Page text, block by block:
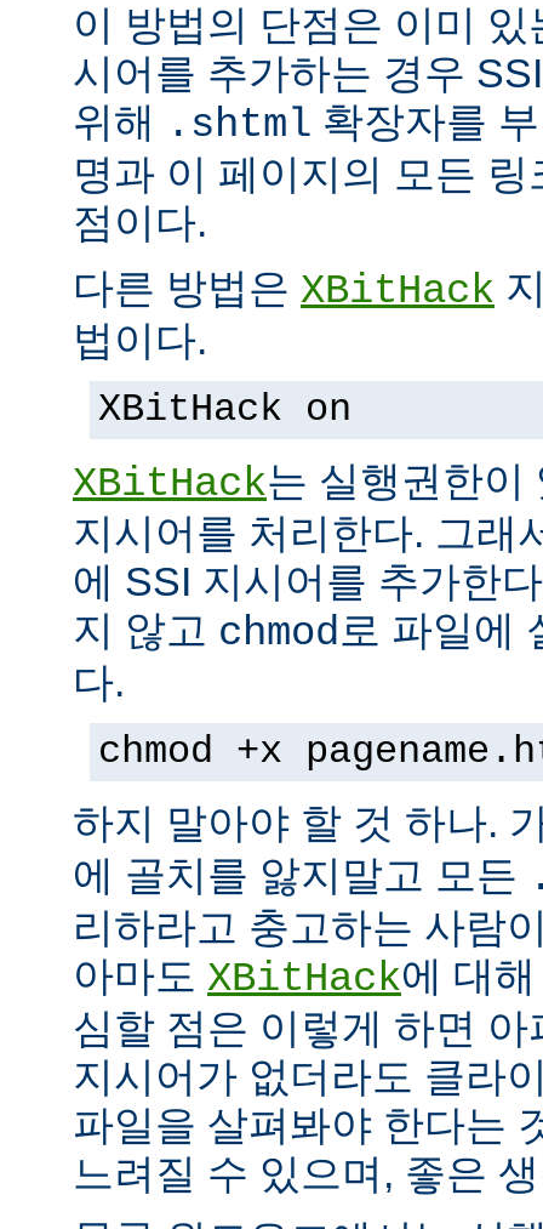
이 방법의 단점은 이미
시어를 추가하는 경우
위해
.shtml 확장자를
명과 이 페이지의 모든
점이다.
다른 방법은 XBitHack
법이다.
XBitHack on
XBitHack는 실행권한이
지시어를 처리한다. 그래
에 SSI 지시어를 추가한
지 않고 chmod 로 파일에
다.
chmod +x
하지 말아야 할 것 하나.
에 골치를 앓지말고 모든
리하라고 충고하는 사람
아마도 XBitHack에 대
심할 점은 이렇게 하면
지시어가 없더라도 클라
파일을 살펴봐야 한다는
느려질 수 있으며, 좋은